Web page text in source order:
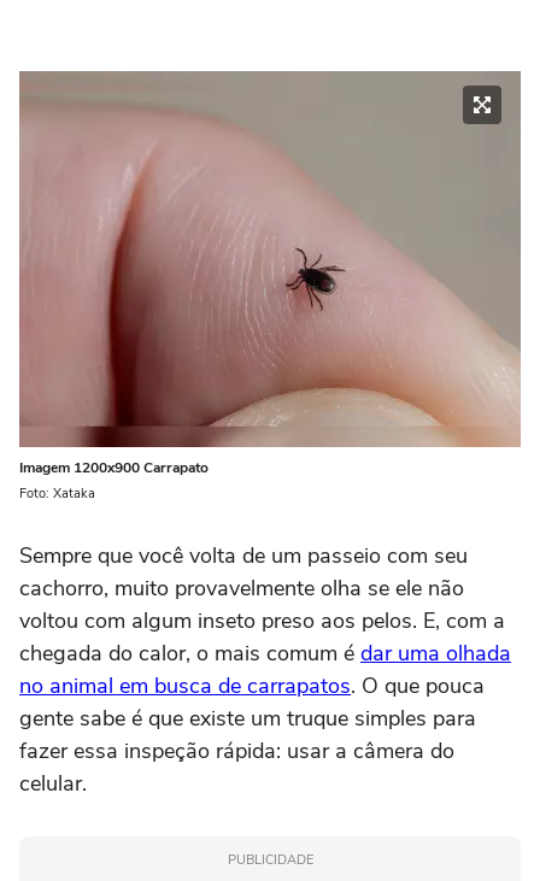
Imagem 1200x900 Carrapato
Foto: Xataka
Sempre que você volta de um passeio com seu
cachorro, muito provavelmente olha se ele não
voltou com algum inseto preso aos pelos. E, com a
chegada do calor, o mais comum é dar uma olhada
no animal em busca de carrapatos. O que pouca
gente sabe é que existe um truque simples para
fazer essa inspeção rápida: usar a câmera do
celular.
PUBLICIDADE